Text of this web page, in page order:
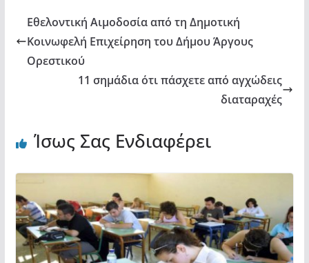
Εθελοντική Αιμοδοσία από τη Δημοτική
Κοινωφελή Επιχείρηση του Δήμου Άργους
Ορεστικού
11 σημάδια ότι πάσχετε από αγχώδεις
διαταραχές
Ίσως Σας Ενδιαφέρει